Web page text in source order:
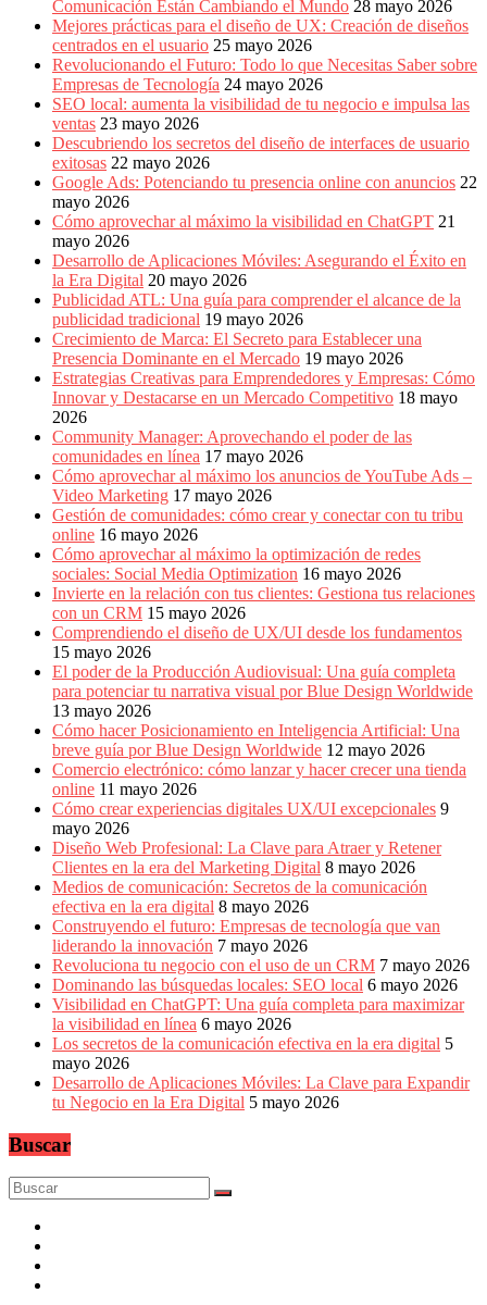
Comunicación Están Cambiando el Mundo 28 mayo 2026
Mejores prácticas para el diseño de UX: Creación de diseños
centrados en el usuario 25 mayo 2026
Revolucionando el Futuro: Todo lo que Necesitas Saber sobre
Empresas de Tecnología 24 mayo 2026
SEO local: aumenta la visibilidad de tu negocio e impulsa las
ventas 23 mayo 2026
Descubriendo los secretos del diseño de interfaces de usuario
exitosas 22 mayo 2026
Google Ads: Potenciando tu presencia online con anuncios 22
mayo 2026
Cómo aprovechar al máximo la visibilidad en ChatGPT 21
mayo 2026
Desarrollo de Aplicaciones Móviles: Asegurando el Éxito en
la Era Digital 20 mayo 2026
Publicidad ATL: Una guía para comprender el alcance de la
publicidad tradicional 19 mayo 2026
Crecimiento de Marca: El Secreto para Establecer una
Presencia Dominante en el Mercado 19 mayo 2026
Estrategias Creativas para Emprendedores y Empresas: Cómo
Innovar y Destacarse en un Mercado Competitivo 18 mayo
2026
Community Manager: Aprovechando el poder de las
comunidades en línea 17 mayo 2026
Cómo aprovechar al máximo los anuncios de YouTube Ads –
Video Marketing 17 mayo 2026
Gestión de comunidades: cómo crear y conectar con tu tribu
online 16 mayo 2026
Cómo aprovechar al máximo la optimización de redes
sociales: Social Media Optimization 16 mayo 2026
Invierte en la relación con tus clientes: Gestiona tus relaciones
con un CRM 15 mayo 2026
Comprendiendo el diseño de UX/UI desde los fundamentos
15 mayo 2026
El poder de la Producción Audiovisual: Una guía completa
para potenciar tu narrativa visual por Blue Design Worldwide
13 mayo 2026
Cómo hacer Posicionamiento en Inteligencia Artificial: Una
breve guía por Blue Design Worldwide 12 mayo 2026
Comercio electrónico: cómo lanzar y hacer crecer una tienda
online 11 mayo 2026
Cómo crear experiencias digitales UX/UI excepcionales 9
mayo 2026
Diseño Web Profesional: La Clave para Atraer y Retener
Clientes en la era del Marketing Digital 8 mayo 2026
Medios de comunicación: Secretos de la comunicación
efectiva en la era digital 8 mayo 2026
Construyendo el futuro: Empresas de tecnología que van
liderando la innovación 7 mayo 2026
Revoluciona tu negocio con el uso de un CRM 7 mayo 2026
Dominando las búsquedas locales: SEO local 6 mayo 2026
Visibilidad en ChatGPT: Una guía completa para maximizar
la visibilidad en línea 6 mayo 2026
Los secretos de la comunicación efectiva en la era digital 5
mayo 2026
Desarrollo de Aplicaciones Móviles: La Clave para Expandir
tu Negocio en la Era Digital 5 mayo 2026
Buscar